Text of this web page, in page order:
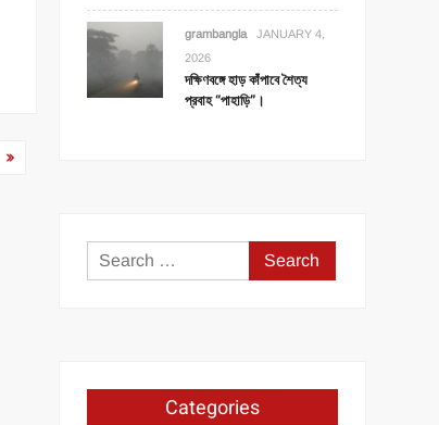
grambangla
JANUARY 4,
2026
দক্ষিণবঙ্গে হাড় কাঁপাবে শৈত্য
প্রবাহ “পাহাড়ি”।
Search
for:
Categories